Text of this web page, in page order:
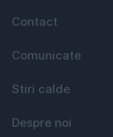
Contact
Comunicate
Stiri calde
Despre noi